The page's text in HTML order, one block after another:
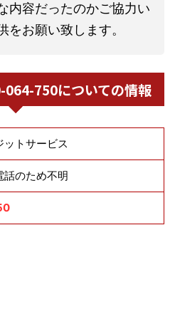
内容だったのかご協力い
をお願い致します。
750についての情報
ットサービス
話のため不明